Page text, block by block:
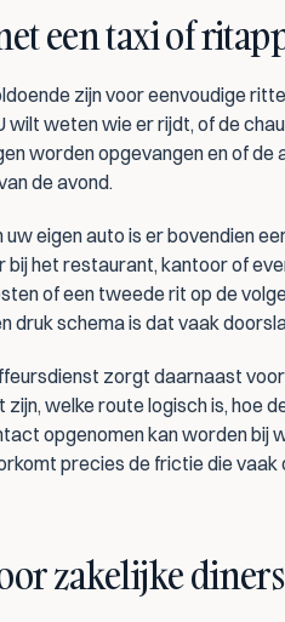
een taxi of
zijn voor eenvoudige
wilt weten wie er rijdt, of de
worden opgevangen en of de
de avond.
uw eigen auto is er bovendien
bij het restaurant, kantoor of
of een tweede rit op de
druk schema is dat vaak
zorgt daarnaast
welke route logisch is, hoe
opgenomen kan worden bij
precies de frictie die
zakelijke